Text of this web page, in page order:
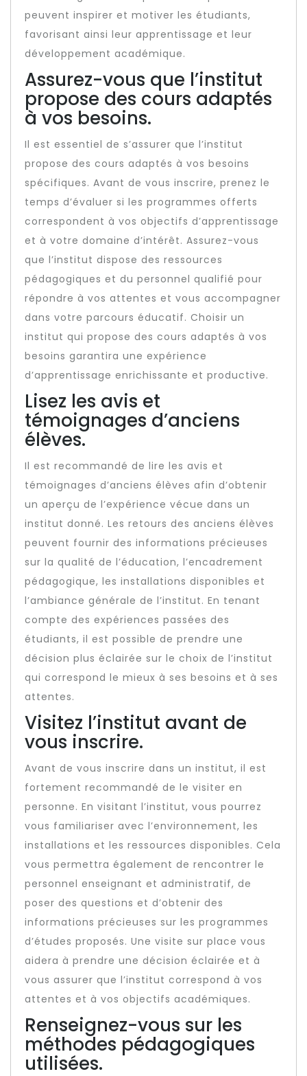
peuvent inspirer et motiver les étudiants,
favorisant ainsi leur apprentissage et leur
développement académique.
Assurez-vous que l’institut
propose des cours adaptés
à vos besoins.
Il est essentiel de s’assurer que l’institut
propose des cours adaptés à vos besoins
spécifiques. Avant de vous inscrire, prenez le
temps d’évaluer si les programmes offerts
correspondent à vos objectifs d’apprentissage
et à votre domaine d’intérêt. Assurez-vous
que l’institut dispose des ressources
pédagogiques et du personnel qualifié pour
répondre à vos attentes et vous accompagner
dans votre parcours éducatif. Choisir un
institut qui propose des cours adaptés à vos
besoins garantira une expérience
d’apprentissage enrichissante et productive.
Lisez les avis et
témoignages d’anciens
élèves.
Il est recommandé de lire les avis et
témoignages d’anciens élèves afin d’obtenir
un aperçu de l’expérience vécue dans un
institut donné. Les retours des anciens élèves
peuvent fournir des informations précieuses
sur la qualité de l’éducation, l’encadrement
pédagogique, les installations disponibles et
l’ambiance générale de l’institut. En tenant
compte des expériences passées des
étudiants, il est possible de prendre une
décision plus éclairée sur le choix de l’institut
qui correspond le mieux à ses besoins et à ses
attentes.
Visitez l’institut avant de
vous inscrire.
Avant de vous inscrire dans un institut, il est
fortement recommandé de le visiter en
personne. En visitant l’institut, vous pourrez
vous familiariser avec l’environnement, les
installations et les ressources disponibles. Cela
vous permettra également de rencontrer le
personnel enseignant et administratif, de
poser des questions et d’obtenir des
informations précieuses sur les programmes
d’études proposés. Une visite sur place vous
aidera à prendre une décision éclairée et à
vous assurer que l’institut correspond à vos
attentes et à vos objectifs académiques.
Renseignez-vous sur les
méthodes pédagogiques
utilisées.